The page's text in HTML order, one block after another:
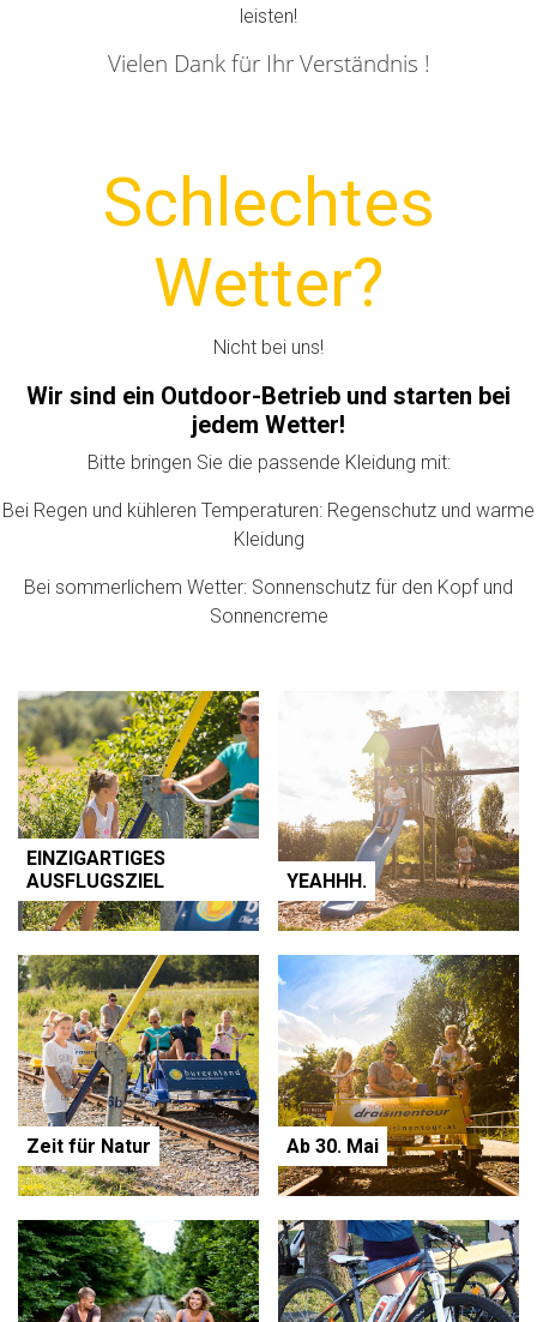
leisten!
Vielen Dank für Ihr Verständnis !
Schlechtes
Wetter?
Nicht bei uns!
Wir sind ein Outdoor-Betrieb und starten bei
jedem Wetter!
Bitte bringen Sie die passende Kleidung mit:
Bei Regen und kühleren Temperaturen: Regenschutz und warme
Kleidung
Bei sommerlichem Wetter: Sonnenschutz für den Kopf und
Sonnencreme
EINZIGARTIGES
AUSFLUGSZIEL
YEAHHH.
Zeit für Natur Ab 30. Mai